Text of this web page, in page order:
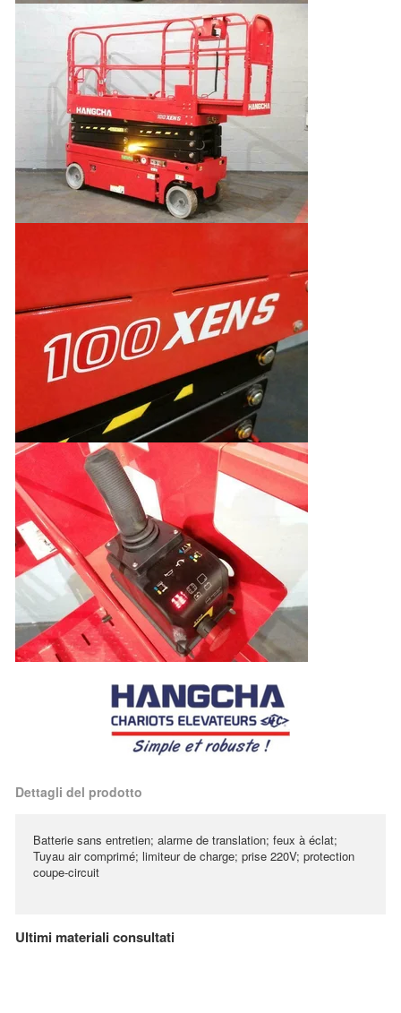
Dettagli del prodotto
Batterie sans entretien; alarme de translation; feux à éclat;
Tuyau air comprimé; limiteur de charge; prise 220V; protection
coupe-circuit
Ultimi materiali consultati